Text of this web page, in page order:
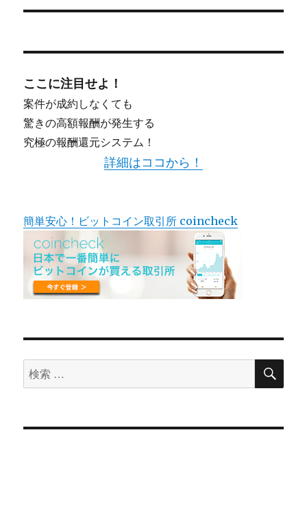
ここに注目せよ！
案件が成約しなくても
驚きの高額報酬が発生する
究極の報酬還元システム！
詳細はココから！
簡単安心！ビットコイン取引所 coincheck
検
索
象:
検